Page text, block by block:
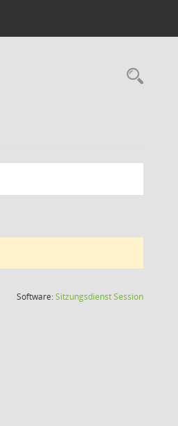
Software:SitzungsdienstSession(Wird in